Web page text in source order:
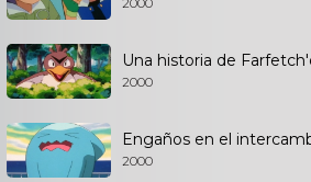
Una historia de
2000
Engaños en el
2000